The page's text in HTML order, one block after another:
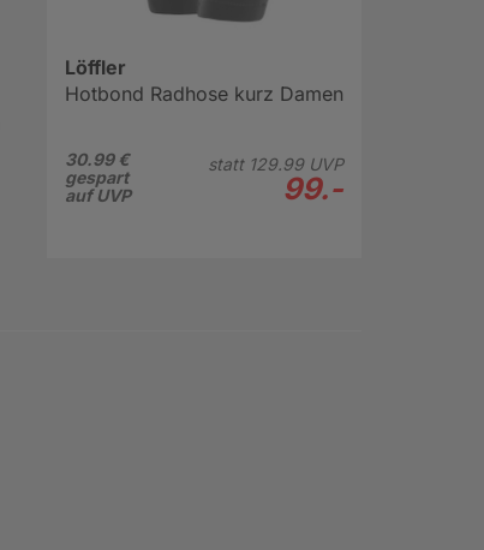
Löffler
Hotbond Radhose kurz Damen
30.99 €
gespart
auf UVP
statt 129.99UVP
99.-